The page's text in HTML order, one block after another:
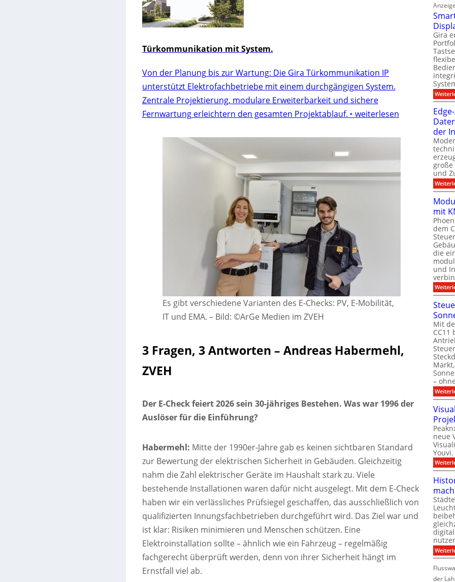
Türkommunikation mit System.
Von der Planung bis zur Wartung: Die Gira Türkommunikation IP
unterstützt Elektrofachbetriebe mit einem durchgängigen System.
Zentrale Projektierung, modulare Erweiterbarkeit und sichere
Fernwartung erleichtern den gesamten Projektablauf. ‣ weiterlesen
Es gibt verschiedene Varianten des E-Checks: PV, E-Mobilität,
IT und EMA. – Bild: ©ArGe Medien im ZVEH
3 Fragen, 3 Antworten – Andreas Habermehl,
ZVEH
Der E-Check feiert 2026 sein 30-jähriges Bestehen. Was war 1996 der
Auslöser für die Einführung?
Habermehl: Mitte der 1990er-Jahre gab es keinen sichtbaren Standard
zur Bewertung der elektrischen Sicherheit in Gebäuden. Gleichzeitig
nahm die Zahl elektrischer Geräte im Haushalt stark zu. Viele
bestehende Installationen waren dafür nicht ausgelegt. Mit dem E-Check
haben wir ein verlässliches Prüfsiegel geschaffen, das ausschließlich von
qualifizierten Innungsfachbetrieben durchgeführt wird. Das Ziel war und
ist klar: Risiken minimieren und Menschen schützen. Eine
Elektroinstallation sollte – ähnlich wie ein Fahrzeug – regelmäßig
fachgerecht überprüft werden, denn von ihrer Sicherheit hängt im
Ernstfall viel ab.
Anzeige
Gira
der
große
und
mit
dem
die
und
Mit
CC11
–
neue
Youvi.
der